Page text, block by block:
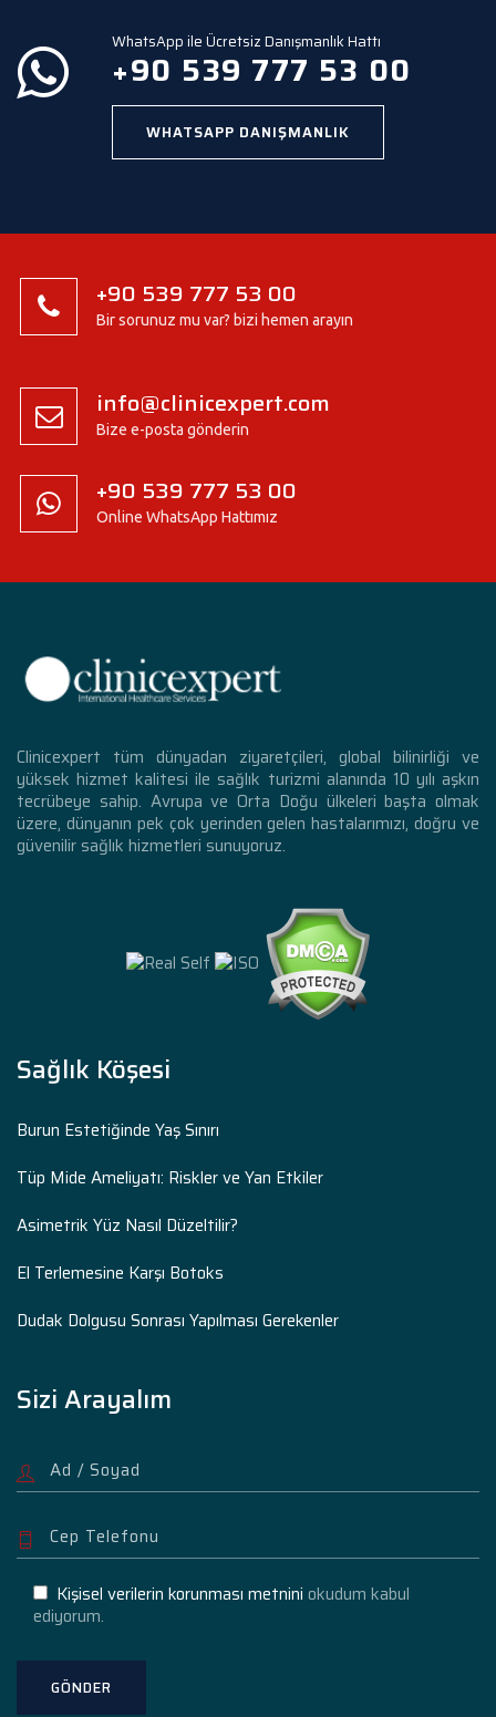
WhatsApp ile Ücretsiz Danışmanlık Hattı
+90 539 777 53 00
WHATSAPP DANIŞMANLIK
+90 539 777 53 00
Bir sorunuz mu var? bizi hemen arayın
info@clinicexpert.com
Bize e-posta gönderin
+90 539 777 53 00
Online WhatsApp Hattımız
Clinicexpert tüm dünyadan ziyaretçileri, global bilinirliği ve
yüksek hizmet kalitesi ile sağlık turizmi alanında 10 yılı aşkın
tecrübeye sahip. Avrupa ve Orta Doğu ülkeleri başta olmak
üzere, dünyanın pek çok yerinden gelen hastalarımızı, doğru ve
güvenilir sağlık hizmetleri sunuyoruz.
Sağlık Köşesi
Burun Estetiğinde Yaş Sınırı
Tüp Mide Ameliyatı: Riskler ve Yan Etkiler
Asimetrik Yüz Nasıl Düzeltilir?
El Terlemesine Karşı Botoks
Dudak Dolgusu Sonrası Yapılması Gerekenler
Sizi Arayalım
Kişisel verilerin korunması metnini okudum kabul
ediyorum.